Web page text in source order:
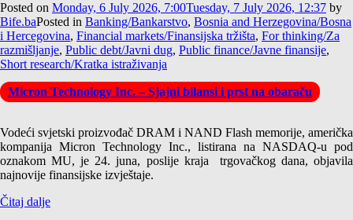
Posted on Monday, 6 July 2026, 7:00Tuesday, 7 July 2026, 12:37 by
Bife.baPosted in Banking/Bankarstvo, Bosnia and Herzegovina/Bosna
i Hercegovina, Financial markets/Finansijska tržišta, For thinking/Za
razmišljanje, Public debt/Javni dug, Public finance/Javne finansije,
Short research/Kratka istraživanja
Micron Technology Inc. – Sjajni bilansi i prst na obaraču
Vodeći svjetski proizvođač DRAM i NAND Flash memorije, američka
kompanija Micron Technology Inc., listirana na NASDAQ-u pod
oznakom MU, je 24. juna, poslije kraja trgovačkog dana, objavila
najnovije finansijske izvještaje.
Čitaj dalje